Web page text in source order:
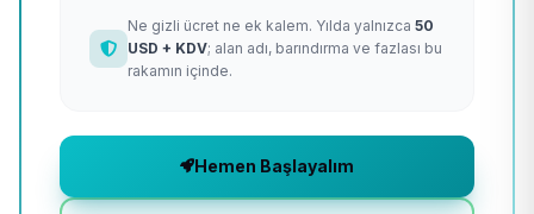
Ne gizli ücret ne ek kalem. Yılda yalnızca 50
USD + KDV; alan adı, barındırma ve fazlası bu
rakamın içinde.
Hemen Başlayalım